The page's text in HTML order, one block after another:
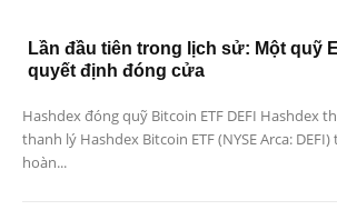
Lần đầu tiên trong lịch sử: Một quỹ
quyết định đóng cửa
Hashdex đóng quỹ Bitcoin ETF DEFI Hashdex
thanh lý Hashdex Bitcoin ETF (NYSE Arca:
hoàn...